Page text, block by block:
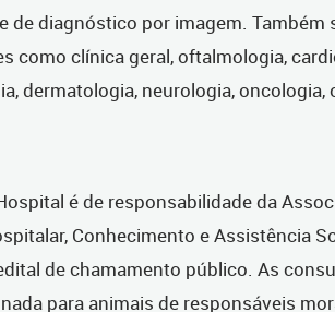
de diagnóstico por imagem. Também
como clínica geral, oftalmologia,
dermatologia, neurologia, oncologia,
é de responsabilidade da
Conhecimento e Assistência
de chamamento público. As
para animais de responsáveis